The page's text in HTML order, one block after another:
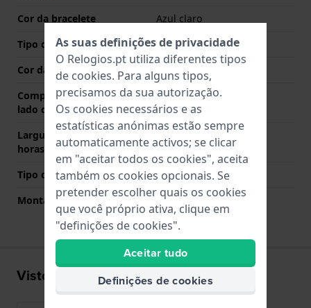
Cor da bracelete
Azul claro
Tipo de Fecho
Nenhum
Cor da fivela
Comprimento de banda no
lado das 12 horas
80 mm
Largura de banda lado 6
horas (mm)
Tipo de montagem
Pinos de pressão
Montagem Reta
Sim
Visto recentemente
As suas definições de privacidade
O Relogios.pt utiliza diferentes tipos
de cookies. Para alguns tipos,
precisamos da sua autorização.
Os cookies necessários e as
estatísticas anónimas estão sempre
automaticamente activos; se clicar
em "aceitar todos os cookies", aceita
também os cookies opcionais. Se
pretender escolher quais os cookies
que você próprio ativa, clique em
"definições de cookies".
Aceitar tudo
Definições de cookies